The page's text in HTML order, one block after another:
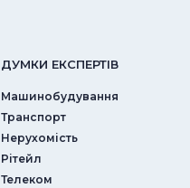
ДУМКИ ЕКСПЕРТIВ
Машинобудування
Транспорт
Нерухомість
Рітейл
Телеком